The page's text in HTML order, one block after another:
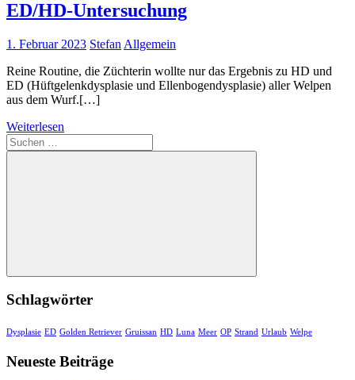
ED/HD-Untersuchung
1. Februar 2023 Stefan Allgemein
Reine Routine, die Züchterin wollte nur das Ergebnis zu HD und
ED (Hüftgelenkdysplasie und Ellenbogendysplasie) aller Welpen
aus dem Wurf.[…]
Weiterlesen
Suchen
nach:
Suchen
Schlagwörter
Dysplasie ED Golden Retriever Gruissan HD Luna Meer OP Strand Urlaub Welpe
Neueste Beiträge